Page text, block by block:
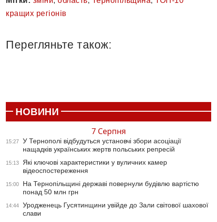
кращих регіонів
Перегляньте також:
НОВИНИ
7 Серпня
15:27
У Тернополі відбудуться установчі збори асоціації
нащадків українських жертв польських репресій
15:13
Які ключові характеристики у вуличних камер
відеоспостереження
15:00
На Тернопільщині державі повернули будівлю вартістю
понад 50 млн грн
14:44
Уродженець Гусятинщини увійде до Зали світової шахової
слави